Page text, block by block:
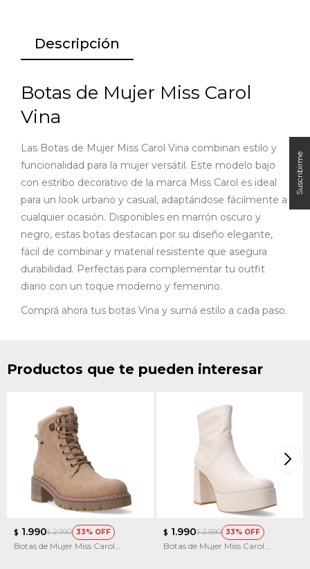
Descripción
Botas de Mujer Miss Carol
Vina
Las Botas de Mujer Miss Carol Vina combinan estilo y
funcionalidad para la mujer versátil. Este modelo bajo
con estribo decorativo de la marca Miss Carol es ideal
para un look urbano y casual, adaptándose fácilmente a
cualquier ocasión. Disponibles en marrón oscuro y
negro, estas botas destacan por su diseño elegante,
fácil de combinar y material resistente que asegura
durabilidad. Perfectas para complementar tu outfit
diario con un toque moderno y femenino.
Comprá ahora tus botas Vina y sumá estilo a cada paso.
Productos que te pueden interesar
$ 1.990$ 2.990 33
Botas de Mujer Miss Carol
$ 1.990$ 2.990 33
Botas de Mujer Miss Carol